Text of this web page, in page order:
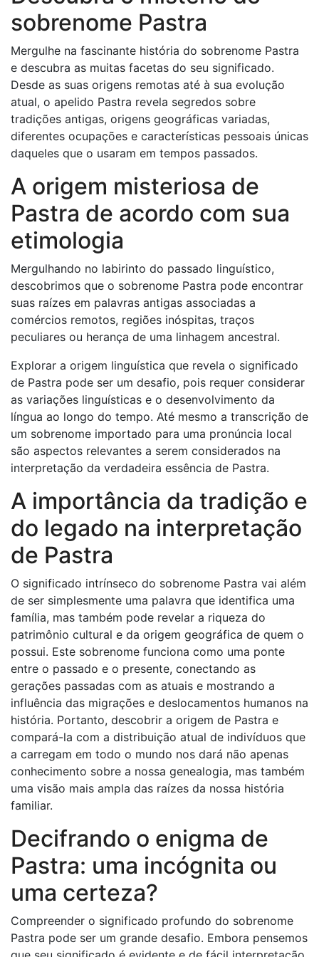
sobrenome Pastra
Mergulhe na fascinante história do sobrenome Pastra
e descubra as muitas facetas do seu significado.
Desde as suas origens remotas até à sua evolução
atual, o apelido Pastra revela segredos sobre
tradições antigas, origens geográficas variadas,
diferentes ocupações e características pessoais únicas
daqueles que o usaram em tempos passados.
A origem misteriosa de
Pastra de acordo com sua
etimologia
Mergulhando no labirinto do passado linguístico,
descobrimos que o sobrenome Pastra pode encontrar
suas raízes em palavras antigas associadas a
comércios remotos, regiões inóspitas, traços
peculiares ou herança de uma linhagem ancestral.
Explorar a origem linguística que revela o significado
de Pastra pode ser um desafio, pois requer considerar
as variações linguísticas e o desenvolvimento da
língua ao longo do tempo. Até mesmo a transcrição de
um sobrenome importado para uma pronúncia local
são aspectos relevantes a serem considerados na
interpretação da verdadeira essência de Pastra.
A importância da tradição e
do legado na interpretação
de Pastra
O significado intrínseco do sobrenome Pastra vai além
de ser simplesmente uma palavra que identifica uma
família, mas também pode revelar a riqueza do
patrimônio cultural e da origem geográfica de quem o
possui. Este sobrenome funciona como uma ponte
entre o passado e o presente, conectando as
gerações passadas com as atuais e mostrando a
influência das migrações e deslocamentos humanos na
história. Portanto, descobrir a origem de Pastra e
compará-la com a distribuição atual de indivíduos que
a carregam em todo o mundo nos dará não apenas
conhecimento sobre a nossa genealogia, mas também
uma visão mais ampla das raízes da nossa história
familiar.
Decifrando o enigma de
Pastra: uma incógnita ou
uma certeza?
Compreender o significado profundo do sobrenome
Pastra pode ser um grande desafio. Embora pensemos